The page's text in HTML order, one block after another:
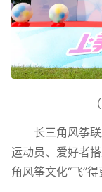
长三角风筝
运动员、爱好者
角风筝文化“飞”得